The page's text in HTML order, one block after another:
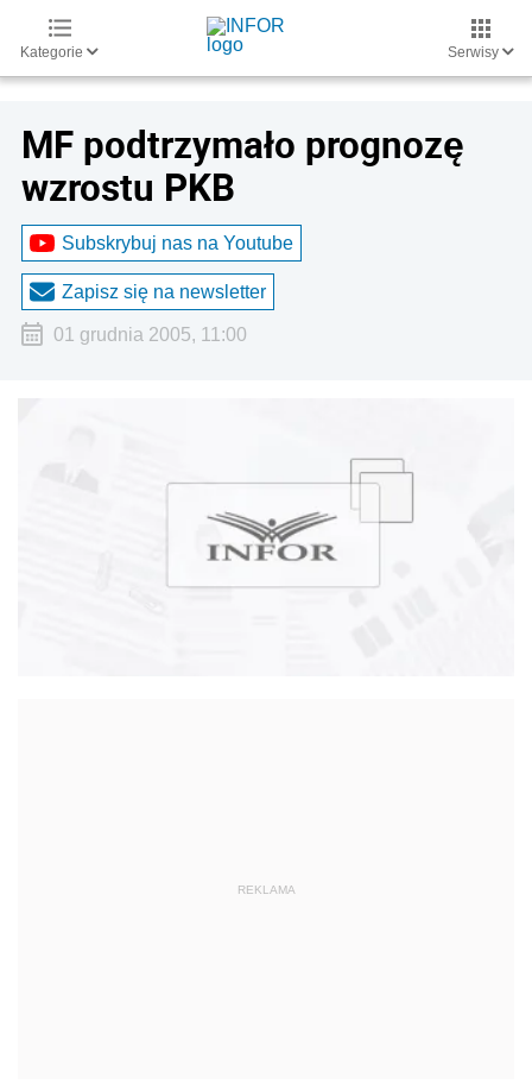
Kategorie Serwisy
MF podtrzymało prognozę
wzrostu PKB
Subskrybuj nas na Youtube
Zapisz się na newsletter
01 grudnia 2005, 11:00